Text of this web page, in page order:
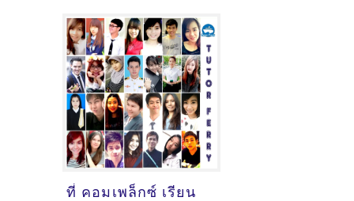
ภาษาอังกฤษ
เมื่อ2/11/2024,
17:47:17]
ที่ คอมเพล็กซ์ เรียน